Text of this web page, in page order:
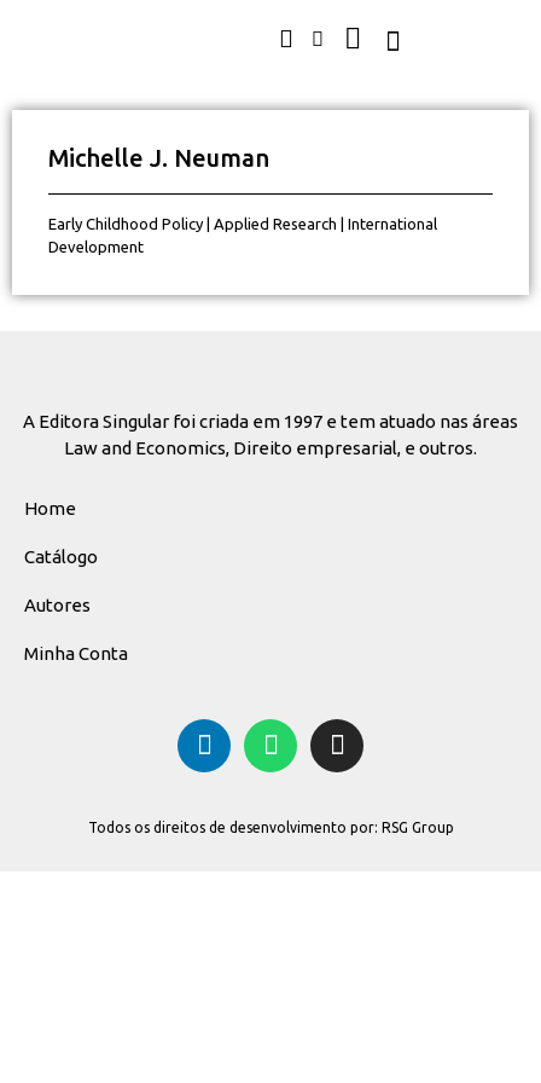
Michelle J. Neuman
Early Childhood Policy | Applied Research | International
Development
A Editora Singular foi criada em 1997 e tem atuado nas áreas
Law and Economics, Direito empresarial, e outros.
Home
Catálogo
Autores
Minha Conta
Todos os direitos de desenvolvimento por: RSG Group